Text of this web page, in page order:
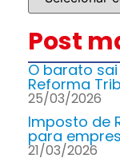
Post
O barato
Reforma
25/03/2026
Imposto de
para
21/03/2026